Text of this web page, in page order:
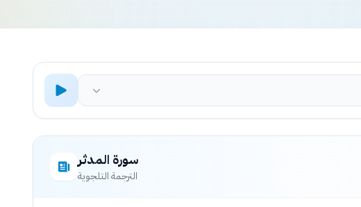
سورة المدثر
الترجمة التلجوية